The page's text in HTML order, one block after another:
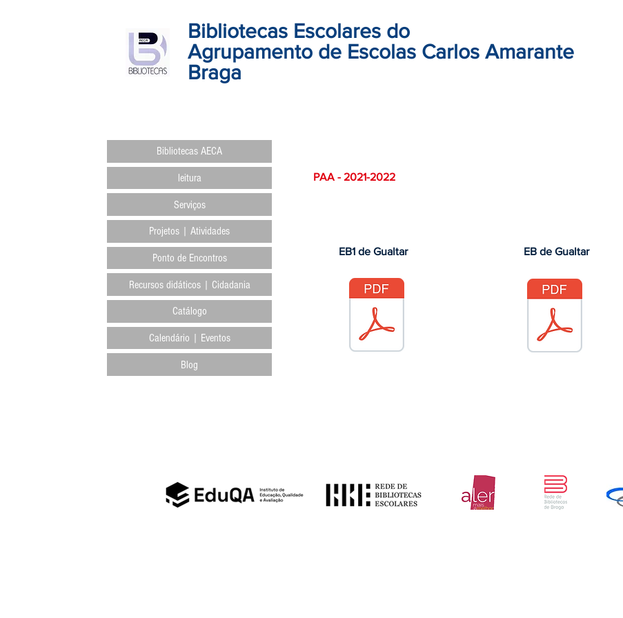
Bibliotecas Escolares do
Agrupamento de Escolas Carlos Amarante
Braga
PAA - 2021-2022
EB1 de Gualtar EB de Gualtar
Bibliotecas AECA
leitura
Serviços
Projetos | Atividades
Ponto de Encontros
Recursos didáticos | Cidadania
Catálogo
Calendário | Eventos
Blog